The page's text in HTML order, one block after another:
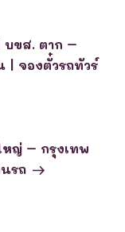
ขส. ตาก –
จองตั๋วรถทัวร์
หญ่ – กรุงเทพ
รถ